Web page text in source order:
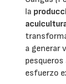
la
a generar
esfuerzo